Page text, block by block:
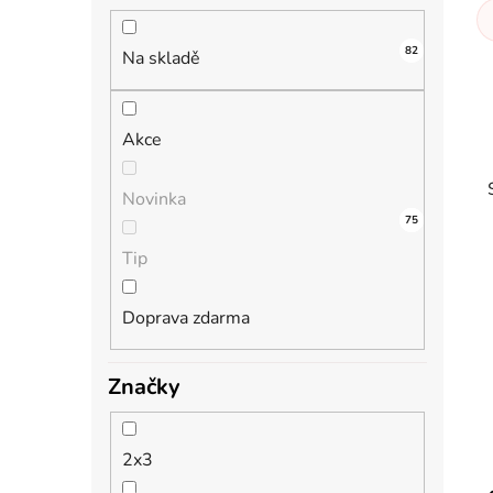
Na skladě 82
Akce
25
Novinka
0
Tip
0
Doprava zdarma
75
Značky
2x3